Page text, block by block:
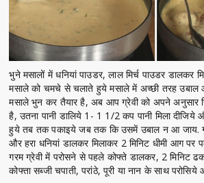
भुने मसालों में धनियां पाउडर, लाल मिर्च पाउडर डालकर
मसाले को चमचे से चलाते हुये मसाले में अच्छी तरह
मसाले भुन कर तैयार है, अब आप ग्रेवी को अपने अनुसार
है, उतना पानी डालिये 1- 1 1/2 कप पानी मिला
हुये तब तक पकाइये जब तक कि उसमें उबाल न आ जाय.
और हरा धनियां डालकर मिलाकर 2 मिनिट धीमी आग पर
गरम ग्रेवी में परोसने से पहले कोफ्ते डालकर, 2 मिनिट
कोफ्ता सब्जी चपाती, परांठे, पूरी या नान के साथ